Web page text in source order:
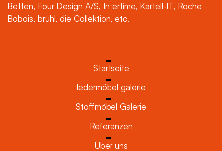
Betten, Four Design A/S, Intertime, Kartell-IT, Roche
Bobois, brühl, die Collektion, etc.
Startseite
ledermöbel galerie
Stoffmöbel Galerie
Referenzen
Über uns